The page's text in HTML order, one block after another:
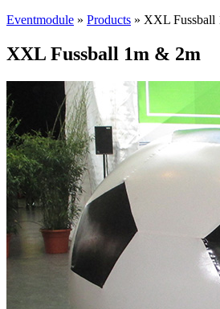
Eventmodule » Products » XXL Fussball
XXL Fussball 1m & 2m